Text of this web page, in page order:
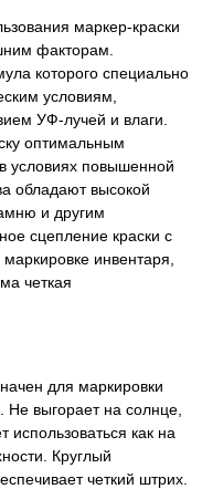
маркер-краски
факторам.
которого специально
условиям,
УФ-лучей и влаги.
оптимальным
условиях повышенной
обладают высокой
и другим
сцепление краски с
инвентаря,
четкая
для маркировки
Не выгорает на солнце,
как на
Круглый
четкий штрих.